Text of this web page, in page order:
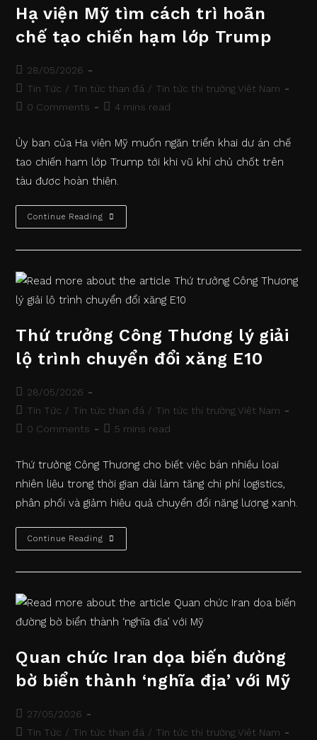
Hạ viện Mỹ tìm cách trì hoãn
chế tạo chiến hạm lớp Trump
Post
published:
28/05/2026
Post
category:
Tin Tức / Tin tức than đá / Tin tức thị trường Việt Nam
Post0 Comments
Reading
4 mins read
Ủy ban của Hạ viện Mỹ muốn ngăn triển khai dự án chế
tạo chiến hạm lớp Trump tới khi vũ khí chủ chốt trên
tàu được hoàn thiện.
Continue Reading
Hạ
Viện
Hoãn
Chế
Tạo
Chiến
Trump
Thứ trưởng Công Thương lý giải
lộ trình chuyển đổi xăng E10
Post
published:
28/05/2026
Post
category:
Tin Tức / Tin tức than đá / Tin tức thị trường Việt Nam
Post0 Comments
Reading
5 mins read
Thứ trưởng Công Thương cho biết việc bán nhiều loại
nhiên liệu trong thời gian dài làm tăng chi phí logistics,
phân phối và giảm hiệu quả chuyển đổi năng lượng xanh.
Continue Reading
Thứ
Trưởng
Lộ
Trình
Chuyển
Đổi
Quan chức Iran dọa biến đường
bờ biển thành ‘nghĩa địa’ với Mỹ
Post
published:
27/05/2026
PostTin Tức / Tin tức than đá / Tin tức thị trường Việt Nam